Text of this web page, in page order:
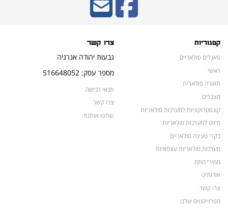
קטגוריות
פאנלים סולאריים
ראשי
תאורה סולארית
מצברים
קונסטרוקציות למערכות סולאריות
חיווט למערכות סולאריות
בקרי טעינה סולאריים
מערכות סולאריות עצמאיות
ממירי מתח
אודותינו
צרו קשר
הפרוייקטים שלנו
צרו קשר
גבעות יהודה אנרגיה
מספר עסק: 516648052
תנאי רכישה
צרו קשר
שתפו אותנו!